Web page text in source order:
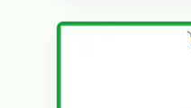
être